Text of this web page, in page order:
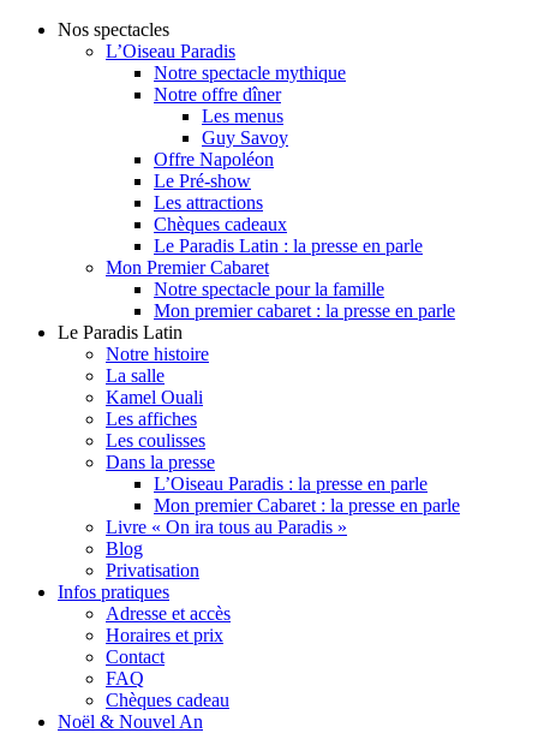
Nos spectacles
L’Oiseau Paradis
Notre spectacle mythique
Notre offre dîner
Les menus
Guy Savoy
Offre Napoléon
Le Pré-show
Les attractions
Chèques cadeaux
Le Paradis Latin : la presse en parle
Mon Premier Cabaret
Notre spectacle pour la famille
Mon premier cabaret : la presse en parle
Le Paradis Latin
Notre histoire
La salle
Kamel Ouali
Les affiches
Les coulisses
Dans la presse
L’Oiseau Paradis : la presse en parle
Mon premier Cabaret : la presse en parle
Livre « On ira tous au Paradis »
Blog
Privatisation
Infos pratiques
Adresse et accès
Horaires et prix
Contact
FAQ
Chèques cadeau
Noël & Nouvel An